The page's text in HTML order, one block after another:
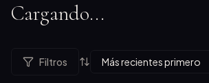
Cargando...
Filtros